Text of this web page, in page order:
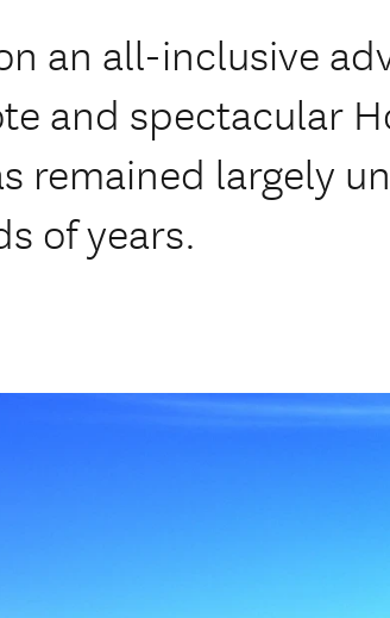
an all-inclusive
and spectacular
remained largely
of years.